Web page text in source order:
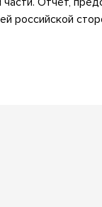
российской